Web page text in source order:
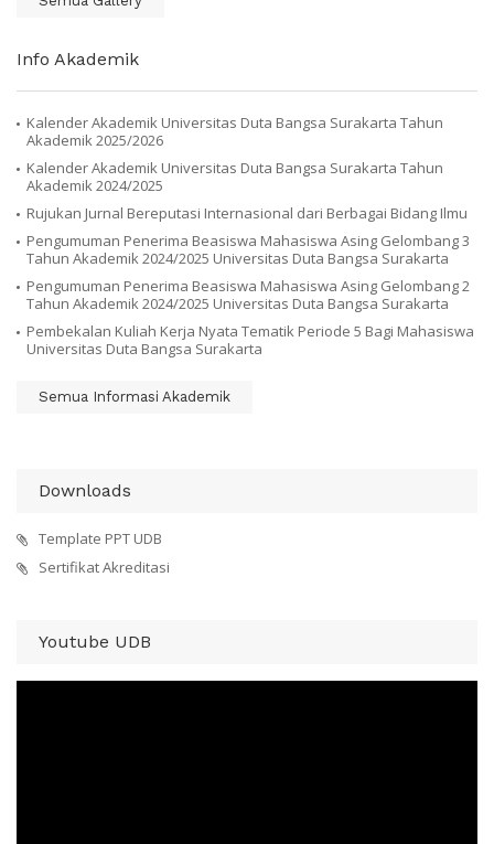
Info Akademik
Kalender Akademik Universitas Duta Bangsa Surakarta Tahun
Akademik 2025/2026
Kalender Akademik Universitas Duta Bangsa Surakarta Tahun
Akademik 2024/2025
Rujukan Jurnal Bereputasi Internasional dari Berbagai Bidang Ilmu
Pengumuman Penerima Beasiswa Mahasiswa Asing Gelombang 3
Tahun Akademik 2024/2025 Universitas Duta Bangsa Surakarta
Pengumuman Penerima Beasiswa Mahasiswa Asing Gelombang 2
Tahun Akademik 2024/2025 Universitas Duta Bangsa Surakarta
Pembekalan Kuliah Kerja Nyata Tematik Periode 5 Bagi Mahasiswa
Universitas Duta Bangsa Surakarta
Semua Informasi Akademik
Downloads
Template PPT UDB
Sertifikat Akreditasi
Youtube UDB